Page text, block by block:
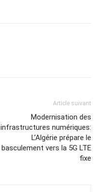
Article suivant
Modernisation des
infrastructures numériques:
L’Algérie prépare le
basculement vers la 5G LTE
fixe